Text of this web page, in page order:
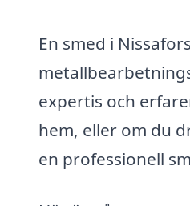
En smed i
expertis och
hem, eller om du
en professionell